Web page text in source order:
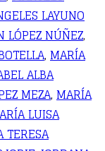
LAYUNO
LÓPEZ NÚÑEZ,
, MARÍA
ALBA
MEZA, MARÍA
LUISA
TERESA